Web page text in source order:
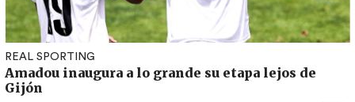
REAL SPORTING
Amadou inaugura a lo grande su etapa lejos de
Gijón